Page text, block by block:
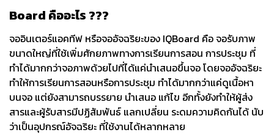
Board คืออะไร ???
จออินเตอร์แอคทีฟ หรือจออัจฉริยะของ IQBoard คือ จอรับภาพ
ขนาดใหญ่ที่ใช้เพิ่มศักยภาพทางการเรียนการสอน การประชุม ที่
ทำได้มากกว่าจอภาพด้วยไปที่ได้แค่นำเสนอขึ้นจอ โดยจออัจฉริยะ
ทำให้การเรียนการสอนหรือการประชุม ทำได้มากกว่าแค่ดูเนื้อหา
บนจอ แต่ยังสามารถบรรยาย นำเสนอ แก้ไข อีกทั้งยังทำให้ผู้ส่ง
สารและผู้รับสารมีปฏิสัมพันธ์ แลกเปลี่ยน ระดมความคิดกันได้ นับ
ว่าเป็นอุปกรณ์อัจฉริยะ ที่ใช้งานได้หลากหลาย